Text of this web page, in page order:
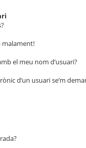
malament!
el meu nom d’usuari?
d’un usuari se’m